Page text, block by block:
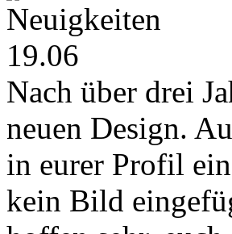
Neuigkeiten
19.06
Nach über drei
neuen Design.
in eurer Profil
kein Bild